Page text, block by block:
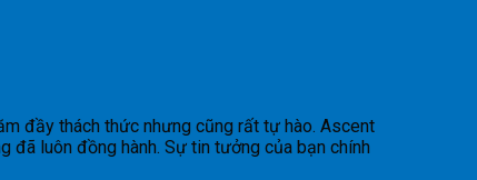
đầy thách thức nhưng cũng rất tự hào. Ascent
đã luôn đồng hành. Sự tin tưởng của bạn chính